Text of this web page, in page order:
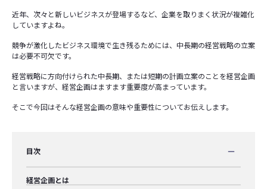
近年、次々と新しいビジネスが登場するなど、企業を取りまく状況が複雑化
していますよね。
競争が激化したビジネス環境で生き残るためには、中長期の経営戦略の立案
は必要不可欠です。
経営戦略に方向付けられた中長期、または短期の計画立案のことを経営企画
と言いますが、経営企画はますます重要度が高まっています。
そこで今回はそんな経営企画の意味や重要性についてお伝えします。
目次
経営企画とは